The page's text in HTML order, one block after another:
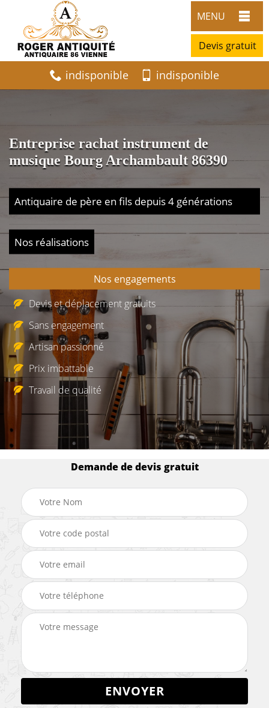
MENU
Devis gratuit
indisponible indisponible
Entreprise rachat instrument de
musique Bourg Archambault 86390
Antiquaire de père en fils depuis 4 générations
Nos réalisations
Nos engagements
Devis et déplacement gratuits
Sans engagement
Artisan passionné
Prix imbattable
Travail de qualité
Demande de devis gratuit